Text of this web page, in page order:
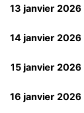
13 janvier 2026
14 janvier 2026
15 janvier 2026
16 janvier 2026